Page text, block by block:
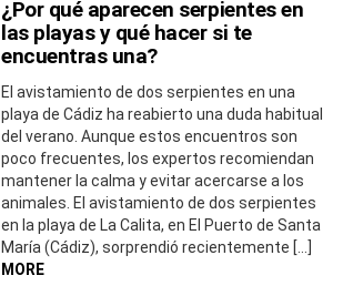
¿Por qué aparecen serpientes en
las playas y qué hacer si te
encuentras una?
El avistamiento de dos serpientes en una
playa de Cádiz ha reabierto una duda habitual
del verano. Aunque estos encuentros son
poco frecuentes, los expertos recomiendan
mantener la calma y evitar acercarse a los
animales. El avistamiento de dos serpientes
en la playa de La Calita, en El Puerto de Santa
María (Cádiz), sorprendió recientemente […]
MORE